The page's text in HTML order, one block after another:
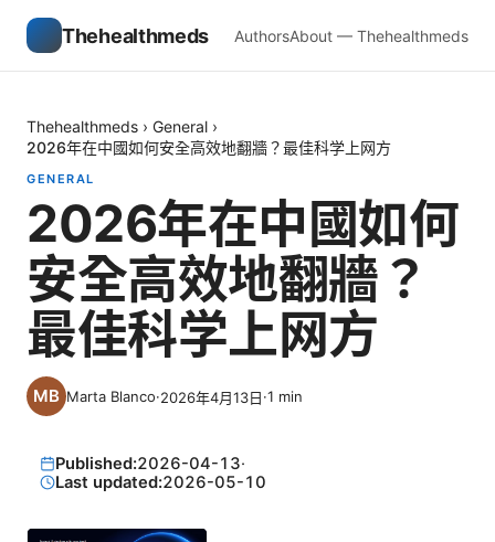
Thehealthmeds AuthorsAbout — Thehealthmeds
Thehealthmeds › General ›
2026年在中國如何安全高效地翻牆？最佳科学上网方
GENERAL
2026年在中國如何
安全高效地翻牆？
最佳科学上网方
Marta Blanco·2026年4月13日·1 min
Published:2026-04-13·
Last updated:2026-05-10